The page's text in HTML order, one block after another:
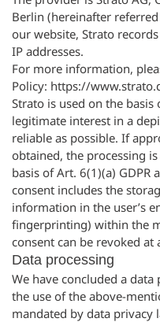
Berlin (hereinafter referred
our website, Strato
IP addresses.
For more information,
Policy: https://
Strato is used on the basis
legitimate interest in a
reliable as possible. If
obtained, the processing
basis of Art. 6(1)(a) GDPR
consent includes the
information in the user’s
fingerprinting) within the
consent can be revoked at
Data processing
We have concluded a
the use of the above-
mandated by data privacy